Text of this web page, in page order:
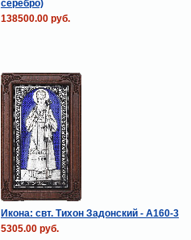
серебро)
138500.00 руб.
Икона: свт. Тихон Задонский - A160-3
5305.00 руб.